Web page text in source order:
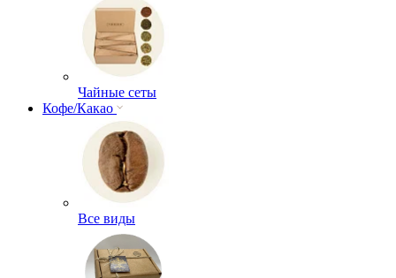
Чайные сеты
Кофе/Какао
Все виды